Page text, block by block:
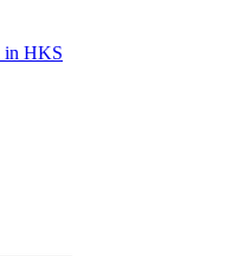
in HKS